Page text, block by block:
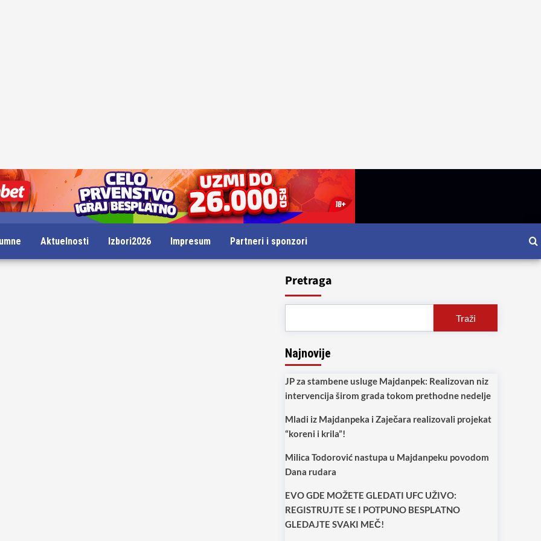
Aktuelnosti Izbori2026 Impresum Partneri i sponzori
Pretraga
Traži
Najnovije
JP za stambene usluge Majdanpek: Realizovan niz
intervencija širom grada tokom prethodne nedelje
Mladi iz Majdanpeka i Zaječara realizovali projekat
“koreni i krila”!
Milica Todorović nastupa u Majdanpeku povodom
Dana rudara
EVO GDE MOŽETE GLEDATI UFC UŽIVO:
REGISTRUJTE SE I POTPUNO BESPLATNO
GLEDAJTE SVAKI MEČ!